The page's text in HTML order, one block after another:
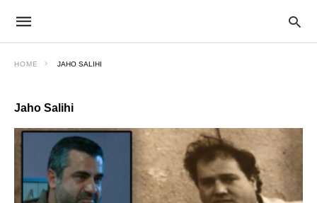
HOME JAHO SALIHI
Jaho Salihi